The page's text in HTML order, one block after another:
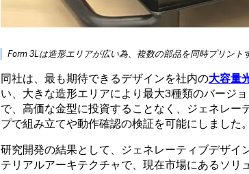
Form 3Lは造形エリアが広い為、複数の部品を同時プリント
同社は、最も期待できるデザインを社内の大容量
い、大きな造形エリアにより最大3種類のバージ
で、高価な金型に投資することなく、ジェネレ
プで組み立てや動作確認の検証を可能にしました。
研究開発の結果として、ジェネレーティブデザ
テリアルアーキテクチャで、現在市場にあるソ